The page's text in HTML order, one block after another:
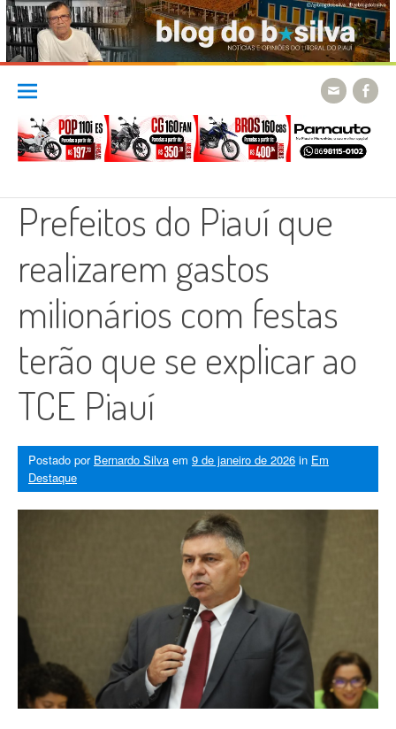
Skip
content
Prefeitos do Piauí que
realizarem gastos
milionários com festas
terão que se explicar ao
TCE Piauí
Postado por Bernardo Silva em 9 de janeiro de 2026 in Em
Destaque